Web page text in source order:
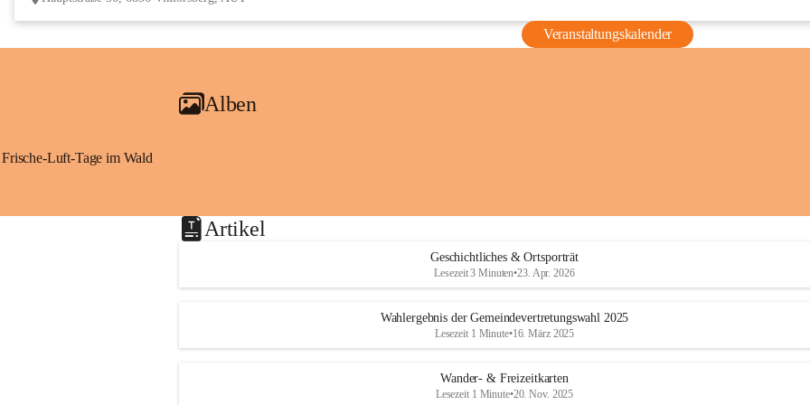
Veranstaltungskalender
Alben
Frische-Luft-Tage im Wald
Artikel
Geschichtliches & Ortsporträt
Lesezeit 3 Minuten•23. Apr. 2026
Wahlergebnis der Gemeindevertretungswahl 2025
Lesezeit 1 Minute•16. März 2025
Wander- & Freizeitkarten
Lesezeit 1 Minute•20. Nov. 2025